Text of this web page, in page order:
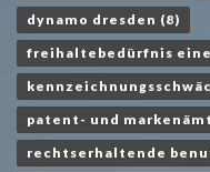
dynamo dresden (8)
freihaltebedürfnis
patent- und
rechtserhaltende